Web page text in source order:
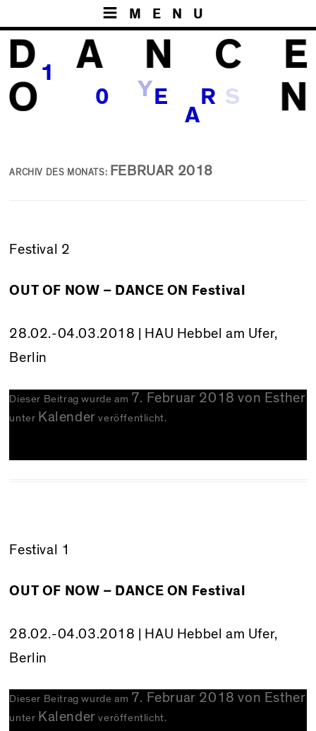
MENU
1
0 Y E
A
R
ARCHIV DES MONATS: FEBRUAR 2018
Festival 2
OUT OF NOW – DANCE ON Festival
28.02.-04.03.2018 | HAU Hebbel am Ufer,
Berlin
Dieser Beitrag wurde am 7. Februar 2018 von Esther
unter Kalender veröffentlicht.
Festival 1
OUT OF NOW – DANCE ON Festival
28.02.-04.03.2018 | HAU Hebbel am Ufer,
Berlin
Dieser Beitrag wurde am 7. Februar 2018 von Esther
unter Kalender veröffentlicht.